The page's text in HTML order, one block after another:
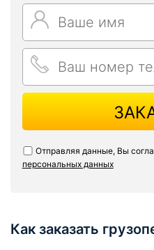
Отправляя данные, Вы
персональных данных
Как заказать